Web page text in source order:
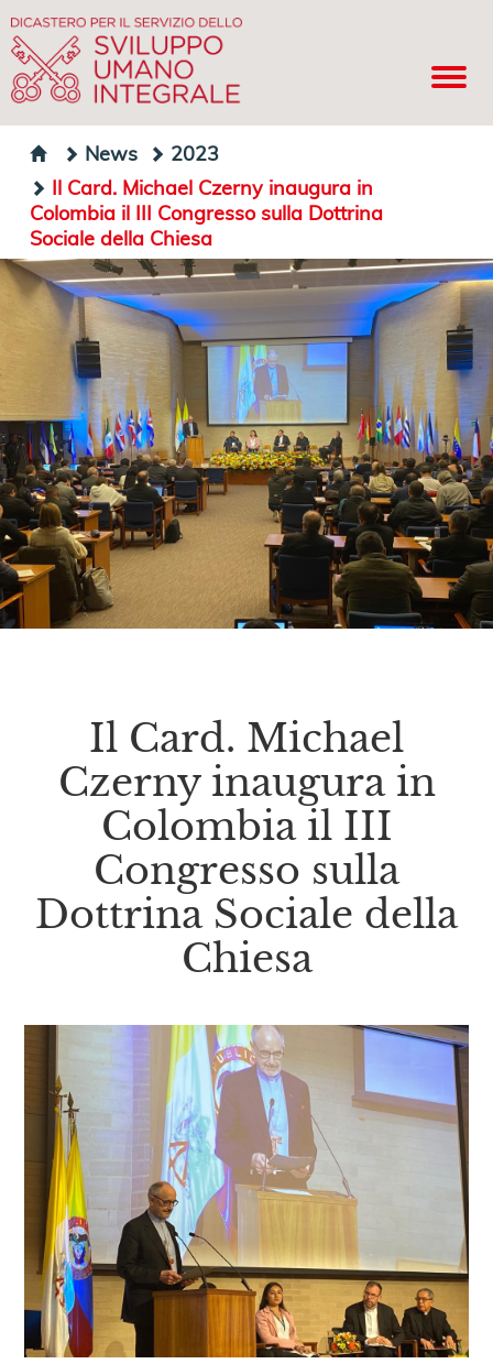
News
2023
Il Card. Michael Czerny inaugura in
Colombia il III Congresso sulla Dottrina
Sociale della Chiesa
Il Card. Michael
Czerny inaugura in
Colombia il III
Congresso sulla
Dottrina Sociale della
Chiesa